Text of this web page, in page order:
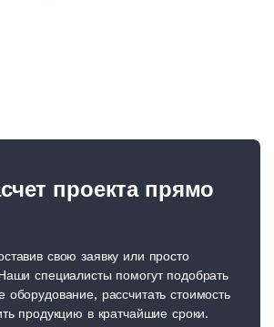
проекта прямо
свою заявку или просто
специалисты помогут подобрать
оборудование, рассчитать стоимость
продукцию в кратчайшие сроки.